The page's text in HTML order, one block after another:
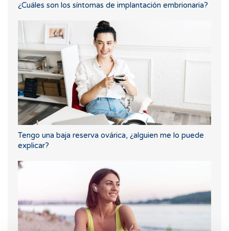
¿Cuáles son los síntomas de implantación embrionaria?
Tengo una baja reserva ovárica, ¿alguien me lo puede
explicar?